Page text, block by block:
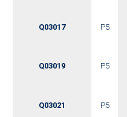
Q03017 P5
Q03019 P5
Q03021 P5